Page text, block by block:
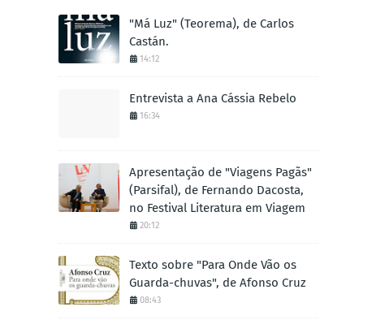
"Má Luz" (Teorema), de Carlos
Castán.
14:12
Entrevista a Ana Cássia Rebelo
16:34
Apresentação de "Viagens Pagãs"
(Parsifal), de Fernando Dacosta,
no Festival Literatura em Viagem
20:12
Texto sobre "Para Onde Vão os
Guarda-chuvas", de Afonso Cruz
08:43